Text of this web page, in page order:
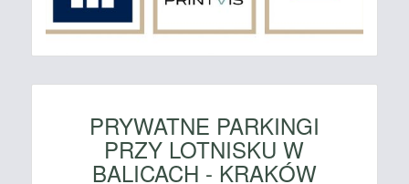
PRYWATNE PARKINGI
PRZY LOTNISKU W
BALICACH - KRAKÓW